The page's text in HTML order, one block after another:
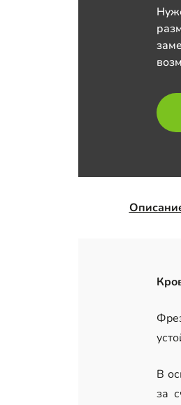
В
за